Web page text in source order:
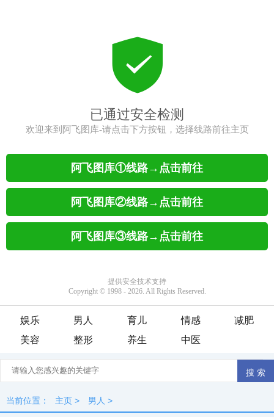
娱乐 男人 育儿 情感
减肥
美容
整形 养生 中医
当前位置： 主页 > 男人 >